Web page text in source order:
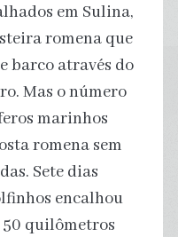
em Sulina,
romena que
barco através do
Mas o número
marinhos
romena sem
Sete dias
encalhou
50 quilômetros